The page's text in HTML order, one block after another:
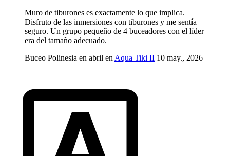
Muro de tiburones es exactamente lo que implica.
Disfruto de las inmersiones con tiburones y me sentía
seguro. Un grupo pequeño de 4 buceadores con el líder
era del tamaño adecuado.
Buceo Polinesia en abril en Aqua Tiki II 10 may., 2026